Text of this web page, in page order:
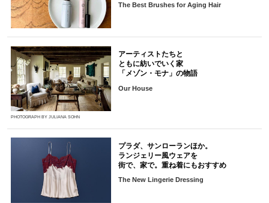
The Best Brushes for Aging Hair
PHOTOGRAPH BY JULIANA SOHN
アーティストたちと
ともに紡いでいく家
「メゾン・モナ」の物語
Our House
プラダ、サンローランほか。
ランジェリー風ウェアを
街で、家で。重ね着にもおすすめ
The New Lingerie Dressing